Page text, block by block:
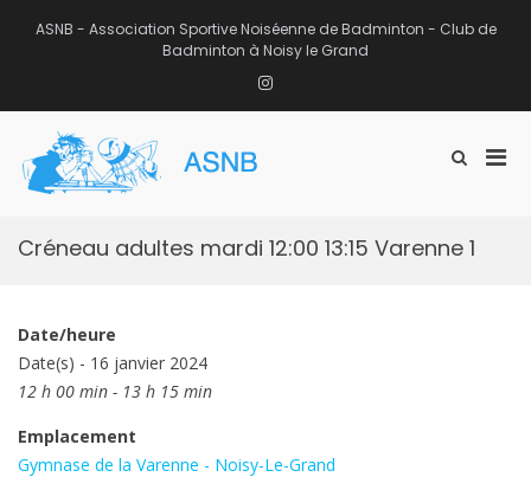
ASNB - Association Sportive Noiséenne de Badminton - Club de
Badminton à Noisy le Grand
Instagram
Afficher
recherche
Créneau adultes mardi 12:00 13:15 Varenne 1
Date/heure
Date(s) - 16 janvier 2024
12 h 00 min - 13 h 15 min
Emplacement
Gymnase de la Varenne - Noisy-Le-Grand